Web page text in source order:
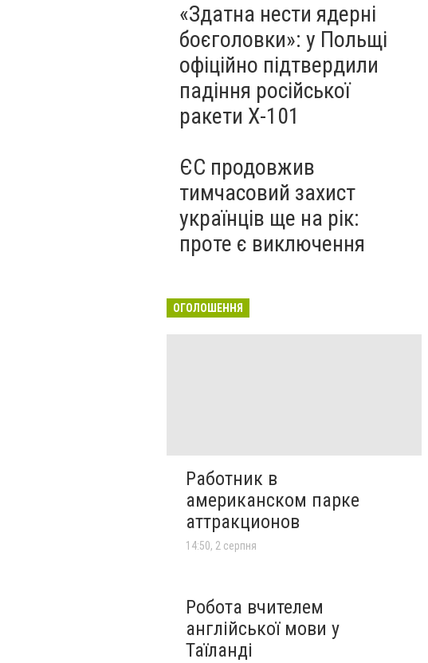
«Здатна нести ядерні
боєголовки»: у Польщі
офіційно підтвердили
падіння російської
ракети Х-101
ЄС продовжив
тимчасовий захист
українців ще на рік:
проте є виключення
ОГОЛОШЕННЯ
Работник в
американском парке
аттракционов
14:50, 2 серпня
Робота вчителем
англійської мови у
Таїланді